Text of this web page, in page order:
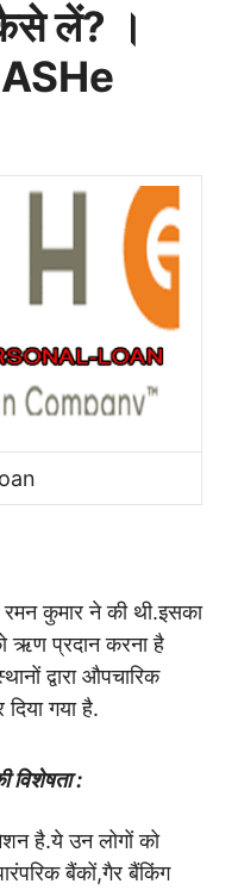
लें? ।
कुमार ने की थी.इसका
ऋण प्रदान करना है
द्वारा औपचारिक
गया है.
विशेषता :
है.ये उन लोगों को
बैंकों,गैर बैंकिंग